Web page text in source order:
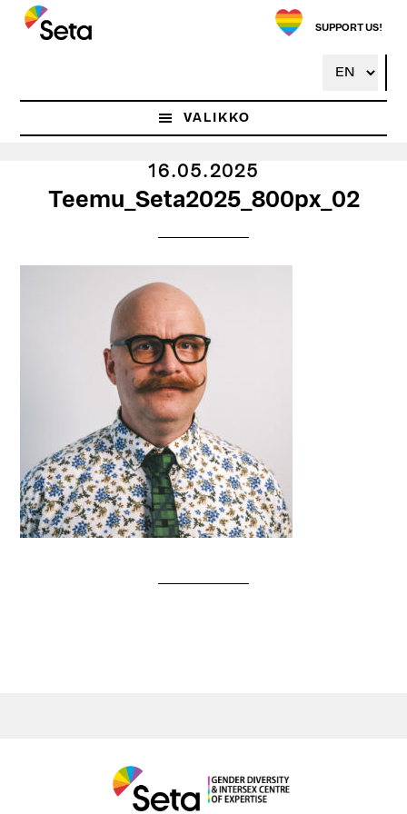
Hyppää
pääsisältöön
SUPPORT US!
VALIKKO
16.05.2025
Teemu_Seta2025_800px_02